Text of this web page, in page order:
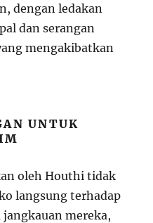
dengan ledakan
dan serangan
mengakibatkan
UNTUK
oleh Houthi tidak
langsung terhadap
jangkauan mereka,